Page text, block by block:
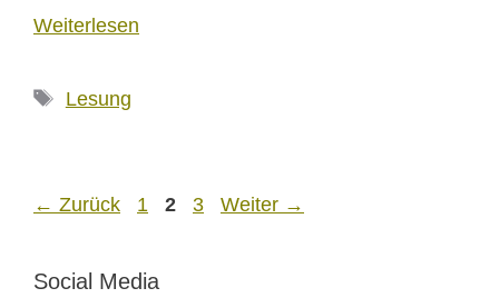
Weiterlesen
Schlagwörter
Lesung
← Zurück Seite
1 Seite
2 Seite
3 Weiter →
Social Media